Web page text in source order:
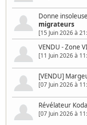
Donne
migrateurs
[15 Juin 2026 à
VENDU - Zone
[11 Juin 2026 à
[VENDU]
[07 Juin 2026 à
Révélateur
[07 Juin 2026 à